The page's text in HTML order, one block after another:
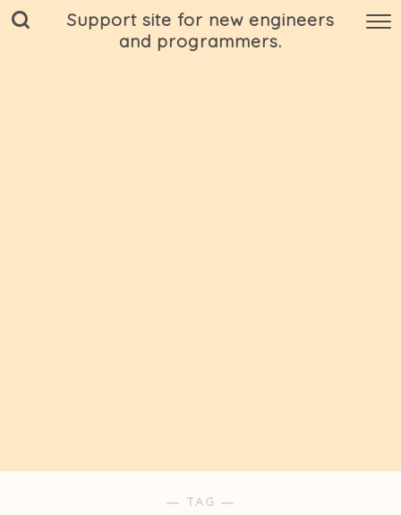
Support site for new engineers
and programmers.
― TAG ―